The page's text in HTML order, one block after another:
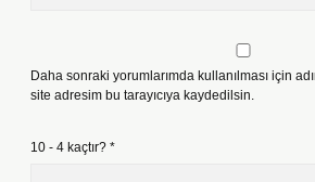
Daha sonraki yorumlarımda kullanılması için
site adresim bu tarayıcıya kaydedilsin.
10 - 4 kaçtır? *